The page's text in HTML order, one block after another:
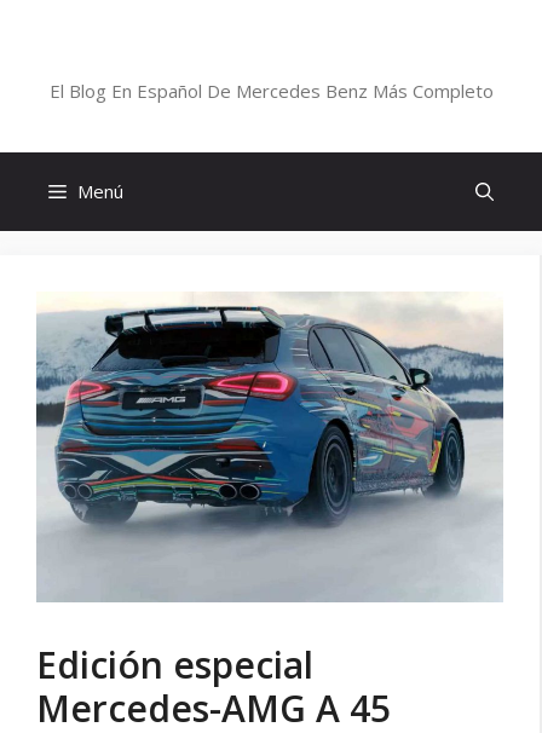
El Blog En Español De Mercedes Benz Más Completo
Menú
Edición especial
Mercedes-AMG A 45